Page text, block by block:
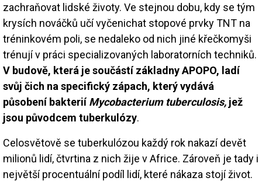
zachraňovat lidské životy. Ve stejnou dobu, kdy se tým
krysích nováčků učí vyčenichat stopové prvky TNT na
tréninkovém poli, se nedaleko od nich jiné křečkomyši
trénují v práci specializovaných laboratorních techniků.
V budově, která je součástí základny APOPO, ladí
svůj čich na specifický zápach, který vydává
působení bakteriíMycobacterium tuberculosis, jež
jsou původcem tuberkulózy.
Celosvětově se tuberkulózou každý rok nakazí devět
milionů lidí, čtvrtina z nich žije v Africe. Zároveň je tady i
největší procentuální podíl lidí, které nákaza stojí život.